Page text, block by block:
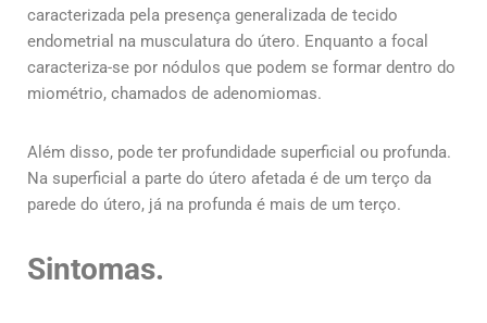
caracterizada pela presença generalizada de tecido
endometrial na musculatura do útero. Enquanto a focal
caracteriza-se por nódulos que podem se formar dentro do
miométrio, chamados de adenomiomas.
Além disso, pode ter profundidade superficial ou profunda.
Na superficial a parte do útero afetada é de um terço da
parede do útero, já na profunda é mais de um terço.
Sintomas.